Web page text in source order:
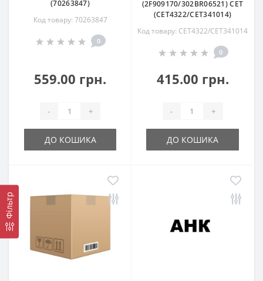
Фільтр
(70263847)
Код товару: 70263847
0
559.00 грн.
- +
ДО КОШИКА
(2F909170/302BR06521) CET
(CET4322/CET341014)
Код товару: CET4322/CET341014
0
415.00 грн.
- +
ДО КОШИКА